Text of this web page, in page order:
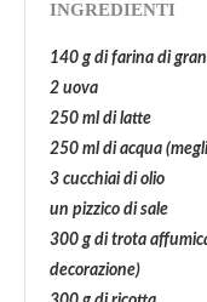
INGREDIENTI
140 g di farina di
2 uova
250 ml di latte
250 ml di acqua
3 cucchiai di olio
un pizzico di sale
300 g di trota
decorazione)